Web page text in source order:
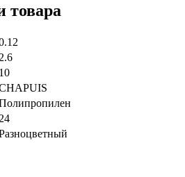
товара
2.6
10
24